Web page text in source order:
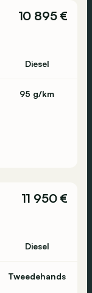
10 895 €
Diesel
95 g/km
11 950 €
Diesel
Tweedehands